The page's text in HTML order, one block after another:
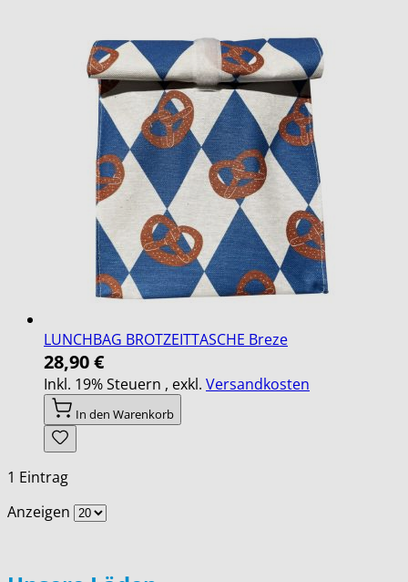
LUNCHBAG BROTZEITTASCHE Breze
28,90 €
Inkl. 19% Steuern , exkl. Versandkosten
In den Warenkorb
1 Eintrag
Anzeigen